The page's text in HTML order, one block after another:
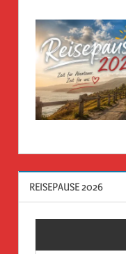
REISEPAUSE 2026